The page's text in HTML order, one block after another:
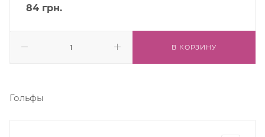
84 грн.
В КОРЗИНУ
Гольфы